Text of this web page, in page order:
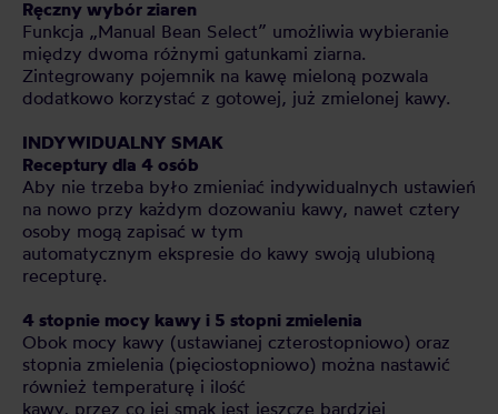
Ręczny wybór ziaren
Funkcja „Manual Bean Select” umożliwia wybieranie
między dwoma różnymi gatunkami ziarna.
Zintegrowany pojemnik na kawę mieloną pozwala
dodatkowo korzystać z gotowej, już zmielonej kawy.
INDYWIDUALNY SMAK
Receptury dla 4 osób
Aby nie trzeba było zmieniać indywidualnych ustawień
na nowo przy każdym dozowaniu kawy, nawet cztery
osoby mogą zapisać w tym
automatycznym ekspresie do kawy swoją ulubioną
recepturę.
4 stopnie mocy kawy i 5 stopni zmielenia
Obok mocy kawy (ustawianej czterostopniowo) oraz
stopnia zmielenia (pięciostopniowo) można nastawić
również temperaturę i ilość
kawy, przez co jej smak jest jeszcze bardziej